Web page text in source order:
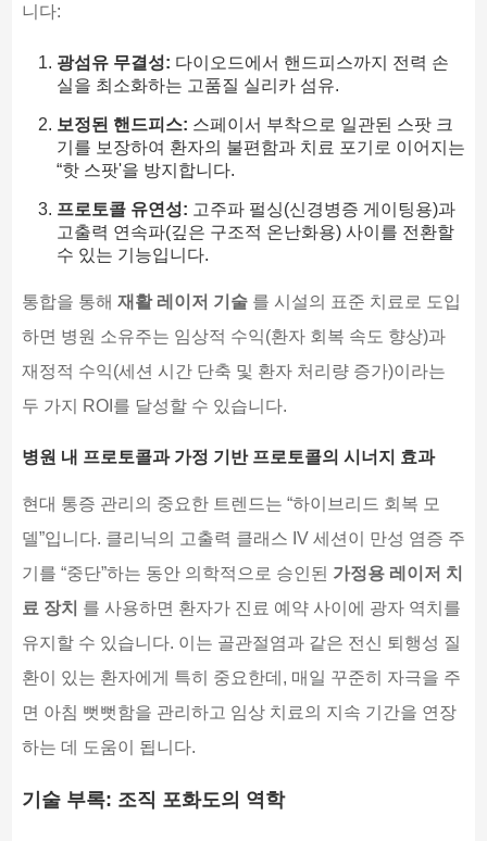
니다:
광섬유 무결성: 다이오드에서 핸드피스까지 전력 손
실을 최소화하는 고품질 실리카 섬유.
보정된 핸드피스: 스페이서 부착으로 일관된 스팟 크
기를 보장하여 환자의 불편함과 치료 포기로 이어지는
“핫 스팟'을 방지합니다.
프로토콜 유연성: 고주파 펄싱(신경병증 게이팅용)과
고출력 연속파(깊은 구조적 온난화용) 사이를 전환할
수 있는 기능입니다.
통합을 통해 재활 레이저 기술를 시설의 표준 치료로 도입
하면 병원 소유주는 임상적 수익(환자 회복 속도 향상)과
재정적 수익(세션 시간 단축 및 환자 처리량 증가)이라는
두 가지 ROI를 달성할 수 있습니다.
병원 내 프로토콜과 가정 기반 프로토콜의 시너지 효과
현대 통증 관리의 중요한 트렌드는 “하이브리드 회복 모
델”입니다. 클리닉의 고출력 클래스 IV 세션이 만성 염증 주
기를 “중단”하는 동안 의학적으로 승인된 가정용 레이저 치
료 장치 를 사용하면 환자가 진료 예약 사이에 광자 역치를
유지할 수 있습니다. 이는 골관절염과 같은 전신 퇴행성 질
환이 있는 환자에게 특히 중요한데, 매일 꾸준히 자극을 주
면 아침 뻣뻣함을 관리하고 임상 치료의 지속 기간을 연장
하는 데 도움이 됩니다.
기술 부록: 조직 포화도의 역학